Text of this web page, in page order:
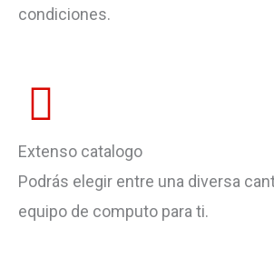
condiciones.
Extenso catalogo
Podrás elegir entre una diversa
equipo de computo para ti.